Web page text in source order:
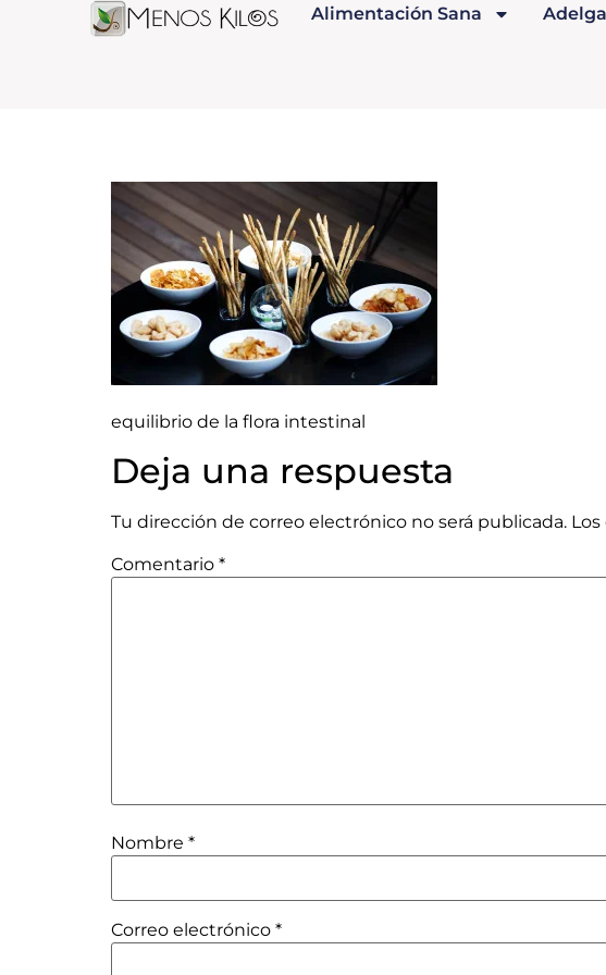
Alimentación Sana
equilibrio de la flora intestinal
Deja una respuesta
Tu dirección de correo electrónico no será publicada.
Comentario *
Nombre *
Correo electrónico *